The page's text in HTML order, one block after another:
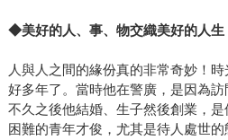
◆美好的人、事、物交織美好的人生
人與人之間的緣份真的非常奇妙！
好多年了。當時他在警廣，是因為訪
不久之後他結婚、生子然後創業，
困難的青年才俊，尤其是待人處世